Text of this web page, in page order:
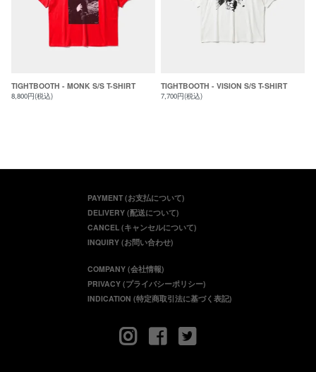
TIGHTBOOTH - MONK S/S T-SHIRT
8,800円(税込)
TIGHTBOOTH - VISION S/S T-SHIRT
7,700円(税込)
PAYMENT (お支払について)
DELIVERY (配送について)
CANCEL (キャンセルについて)
INQUIRY (お問い合わせ)
COMPANY (会社情報)
PRIVACY (プライバシーポリシー)
INDICATION (特定商取引法に基づく表記)